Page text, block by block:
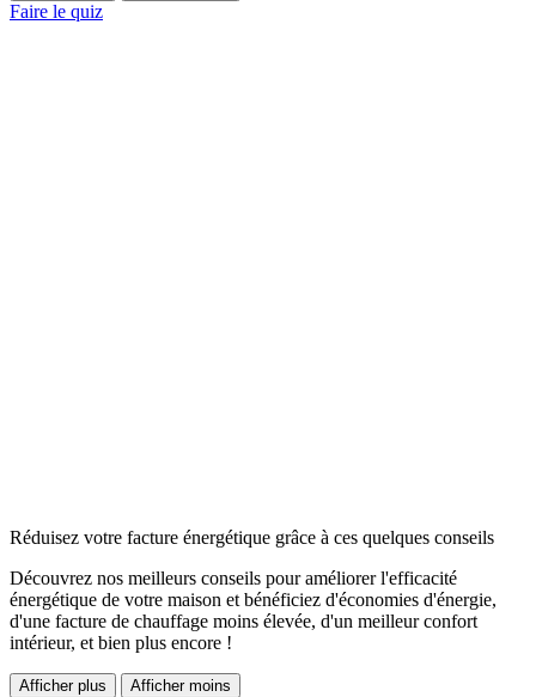
Faire le quiz
Réduisez votre facture énergétique grâce à ces quelques conseils
Découvrez nos meilleurs conseils pour améliorer l'efficacité
énergétique de votre maison et bénéficiez d'économies d'énergie,
d'une facture de chauffage moins élevée, d'un meilleur confort
intérieur, et bien plus encore !
Afficher plus Afficher moins